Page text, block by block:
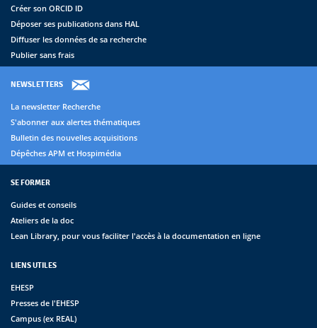
Créer son ORCID ID
Déposer ses publications dans HAL
Diffuser les données de sa recherche
Publier sans frais
NEWSLETTERS
La newsletter Recherche
S'abonner aux alertes thématiques
Bulletin des nouvelles acquisitions
Dépêches APM et Hospimédia
SE FORMER
Guides et conseils
Ateliers de la doc
Lean Library, pour vous faciliter l'accès à la documentation en ligne
LIENS UTILES
EHESP
Presses de l'EHESP
Campus (ex REAL)